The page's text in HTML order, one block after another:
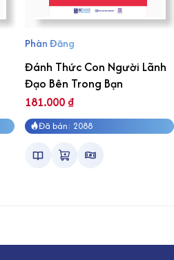
Phàn Đăng
Đánh Thức Con Người Lãnh
Đạo Bên Trong Bạn
181.000₫
Đã bán: 2088